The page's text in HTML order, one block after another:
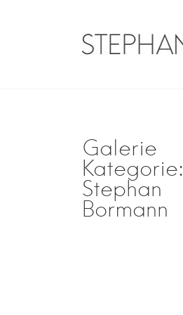
Galerie
Kategorie:
Stephan
Bormann